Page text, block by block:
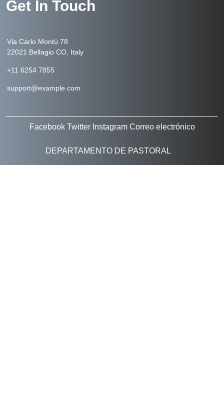
Get In Touch
Via Carlo Montù 78
22021 Bellagio CO, Italy
+11 6254 7855
support@example.com
Facebook Twitter Instagram Correo electrónico
DEPARTAMENTO DE PASTORAL